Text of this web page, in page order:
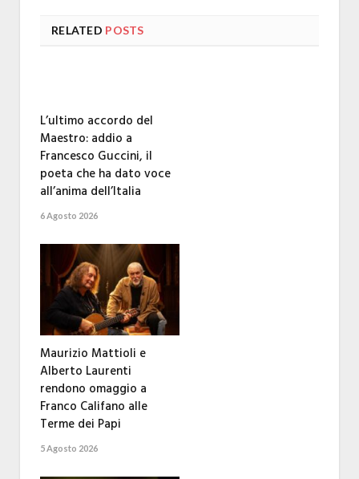
RELATED POSTS
L’ultimo accordo del
Maestro: addio a
Francesco Guccini, il
poeta che ha dato voce
all’anima dell’Italia
6 Agosto 2026
Maurizio Mattioli e
Alberto Laurenti
rendono omaggio a
Franco Califano alle
Terme dei Papi
5 Agosto 2026